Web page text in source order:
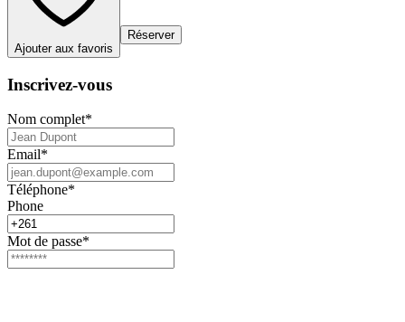
Ajouter aux favoris
Réserver
Inscrivez-vous
Nom complet*
Email*
Téléphone*
Phone
Mot de passe*